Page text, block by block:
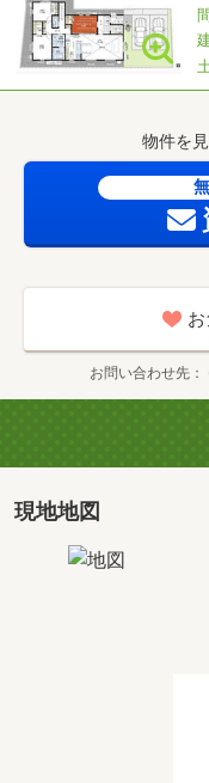
物件を
お問い合わせ先
現地地図